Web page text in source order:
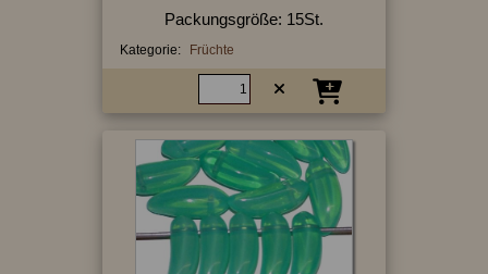
Packungsgröße: 15St.
Kategorie: Früchte